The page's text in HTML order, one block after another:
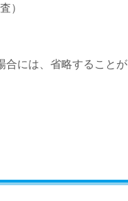
）
合には、省略することが